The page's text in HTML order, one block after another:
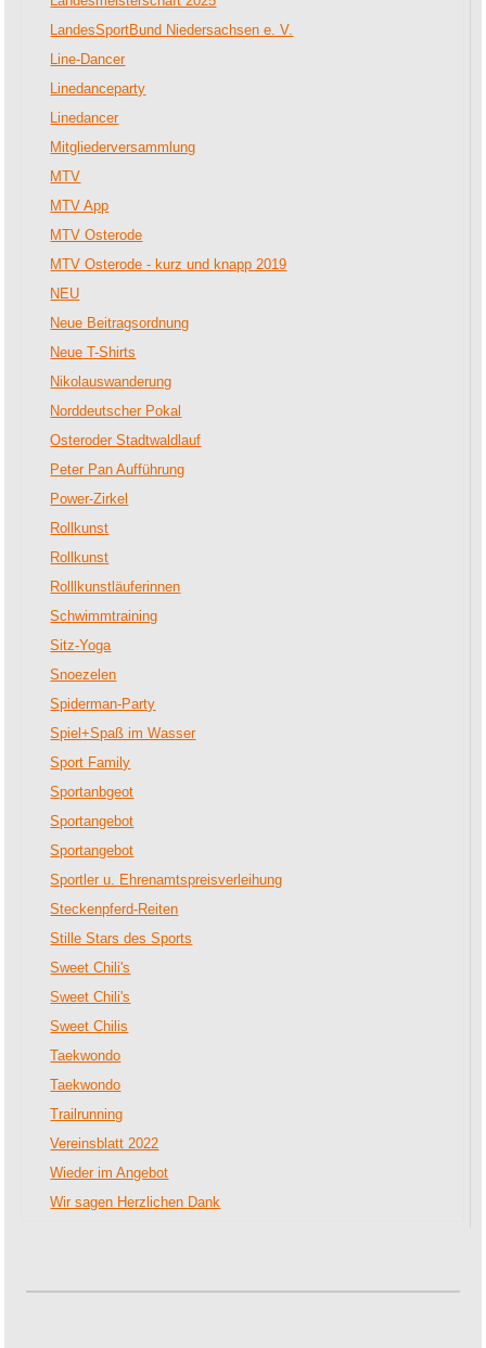
LandesSportBund Niedersachsen e. V.
Line-Dancer
Linedanceparty
Linedancer
Mitgliederversammlung
MTV
MTV App
MTV Osterode
MTV Osterode - kurz und knapp 2019
NEU
Neue Beitragsordnung
Neue T-Shirts
Nikolauswanderung
Norddeutscher Pokal
Osteroder Stadtwaldlauf
Peter Pan Aufführung
Power-Zirkel
Rollkunst
Rollkunst
Rolllkunstläuferinnen
Schwimmtraining
Sitz-Yoga
Snoezelen
Spiderman-Party
Spiel+Spaß im Wasser
Sport Family
Sportanbgeot
Sportangebot
Sportangebot
Sportler u. Ehrenamtspreisverleihung
Steckenpferd-Reiten
Stille Stars des Sports
Sweet Chili's
Sweet Chili's
Sweet Chilis
Taekwondo
Taekwondo
Trailrunning
Vereinsblatt 2022
Wieder im Angebot
Wir sagen Herzlichen Dank